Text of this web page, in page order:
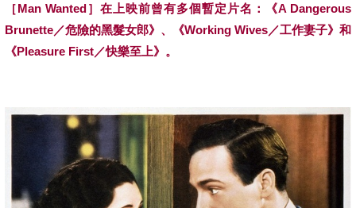
［Man Wanted］在上映前曾有多個暫定片名：《A Dangerous
Brunette／危險的黑髮女郎》、《Working Wives／工作妻子》和
《Pleasure First／快樂至上》。